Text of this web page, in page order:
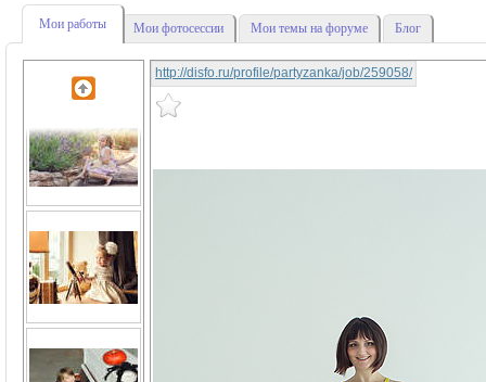
Мои работы Мои фотосессии Мои темы на форуме Блог
http://disfo.ru/profile/partyzanka/job/259058/